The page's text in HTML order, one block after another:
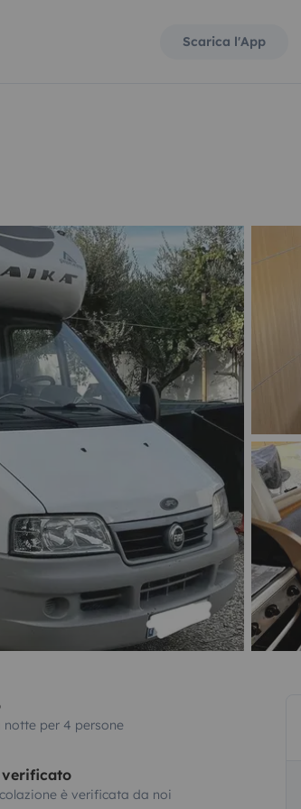
Scarica l'App
notte per 4 persone
verificato
è verificata da noi